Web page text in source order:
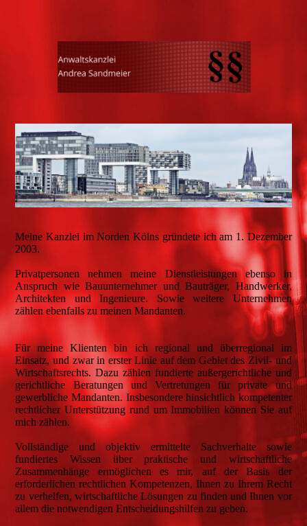
Meine Kanzlei im Norden Kölns gründete ich am 1. Dezember
2003.
Privatpersonen nehmen meine Dienstleistungen ebenso in
Anspruch wie Bauunternehmer und Bauträger, Handwerker,
Architekten und Ingenieure. Sowie weitere Unternehmen
zählen ebenfalls zu meinen Mandanten.
Für meine Klienten bin ich regional und überregional im
Einsatz, und zwar in erster Linie auf dem Gebiet des Zivil- und
Wirtschaftsrechts. Dazu zählen fundierte außergerichtliche und
gerichtliche Beratungen und Vertretungen für private und
gewerbliche Mandanten. Insbesondere hinsichtlich kompetenter
rechtlicher Unterstützung rund um Immobilien können Sie auf
mich zählen.
Vollständige und objektiv ermittelte Sachverhalte sowie
fundiertes Wissen über praktische und wirtschaftliche
Zusammenhänge ermöglichen es mir, auf der Basis der
erforderlichen rechtlichen Kompetenzen, Ihnen zu Ihrem Recht
zu verhelfen, wirtschaftliche Lösungen zu finden und Ihnen vor
allem die notwendigen Entscheidungshilfen zu geben.